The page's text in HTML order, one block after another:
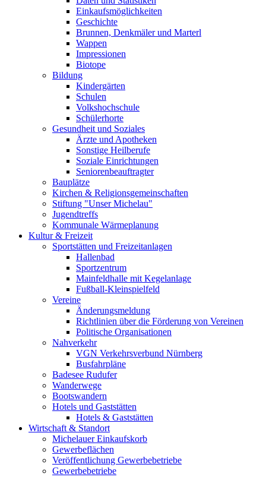
Einkaufsmöglichkeiten
Geschichte
Brunnen, Denkmäler und Marterl
Wappen
Impressionen
Biotope
Bildung
Kindergärten
Schulen
Volkshochschule
Schülerhorte
Gesundheit und Soziales
Ärzte und Apotheken
Sonstige Heilberufe
Soziale Einrichtungen
Seniorenbeauftragter
Bauplätze
Kirchen & Religionsgemeinschaften
Stiftung "Unser Michelau"
Jugendtreffs
Kommunale Wärmeplanung
Kultur & Freizeit
Sportstätten und Freizeitanlagen
Hallenbad
Sportzentrum
Mainfeldhalle mit Kegelanlage
Fußball-Kleinspielfeld
Vereine
Änderungsmeldung
Richtlinien über die Förderung von Vereinen
Politische Organisationen
Nahverkehr
VGN Verkehrsverbund Nürnberg
Busfahrpläne
Badesee Rudufer
Wanderwege
Bootswandern
Hotels und Gaststätten
Hotels & Gaststätten
Wirtschaft & Standort
Michelauer Einkaufskorb
Gewerbeflächen
Veröffentlichung Gewerbebetriebe
Gewerbebetriebe